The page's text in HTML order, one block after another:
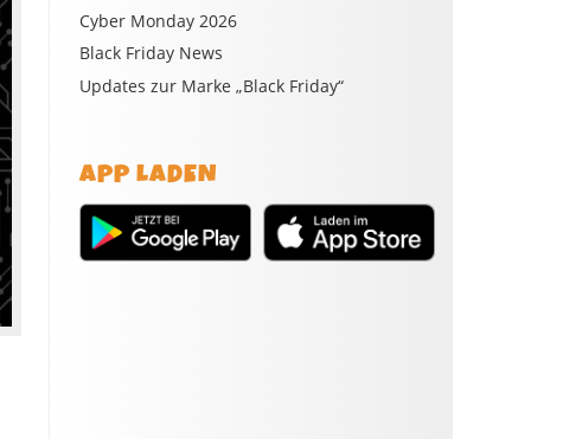
Cyber Monday 2026
Black Friday News
Updates zur Marke „Black Friday“
APP LADEN